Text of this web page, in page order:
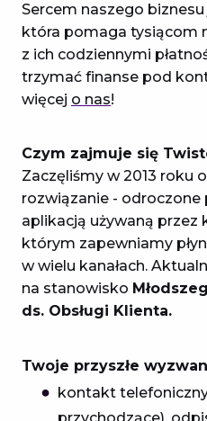
Sercem naszego
która pomaga tysiącom
z ich codziennymi
trzymać finanse pod
więcej o nas!
Czym zajmuje się
Zaczęliśmy w 2013 roku
rozwiązanie - odroczone
aplikacją używaną przez
którym zapewniamy
w wielu kanałach.
na stanowisko
ds. Obsługi Klienta.
Twoje przyszłe
kontakt
przychodzące),